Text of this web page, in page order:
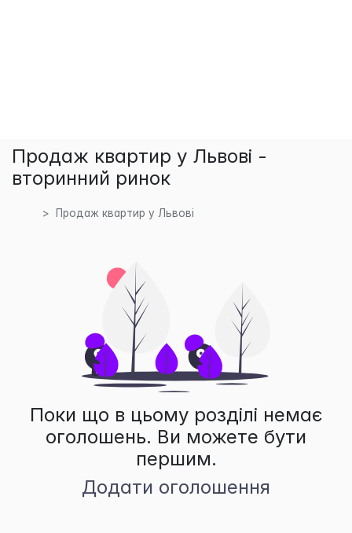
Продаж квартир у Львові -
вторинний ринок
Продаж квартир у Львові
Поки що в цьому розділі немає
оголошень. Ви можете бути
першим.
Додати оголошення